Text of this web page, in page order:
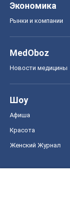
Экономика
Рынки и компании
MedOboz
Новости медицины
Шоу
Афиша
Красота
Женский Журнал